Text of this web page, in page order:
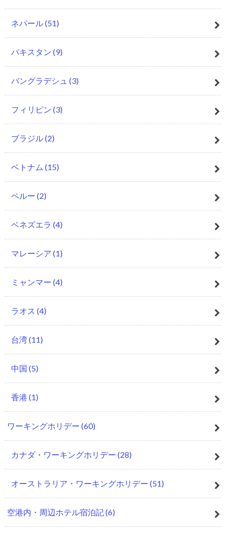
ネパール(51)
パキスタン (9)
バングラデシュ (3)
フィリピン (3)
ブラジル(2)
ベトナム (15)
ペルー (2)
ベネズエラ (4)
マレーシア (1)
ミャンマー (4)
ラオス (4)
台湾(11)
中国 (5)
香港 (1)
ワーキングホリデー (60)
カナダ・ワーキングホリデー (28)
オーストラリア・ワーキングホリデー (51)
空港内・周辺ホテル宿泊記(6)